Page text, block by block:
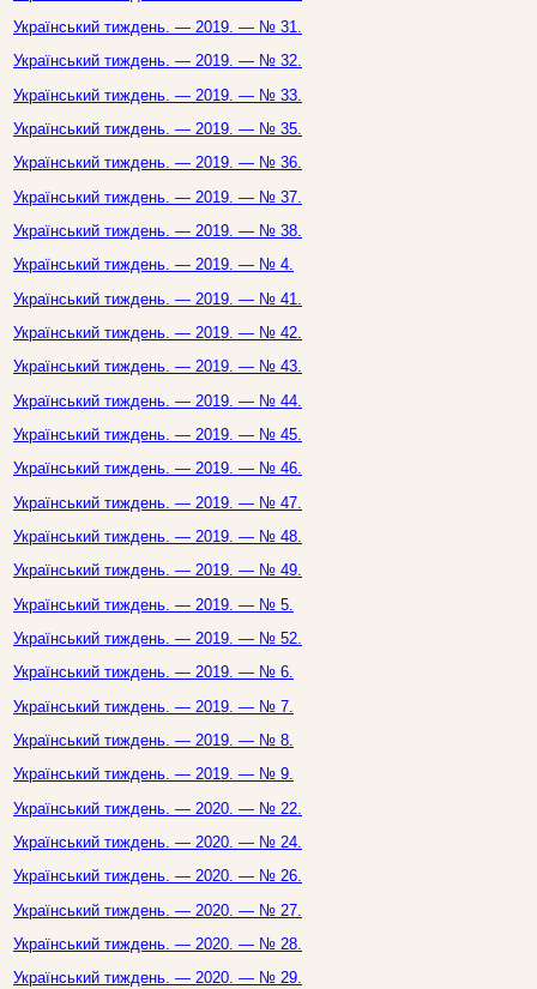
Український тиждень. — 2019. — № 31.
Український тиждень. — 2019. — № 32.
Український тиждень. — 2019. — № 33.
Український тиждень. — 2019. — № 35.
Український тиждень. — 2019. — № 36.
Український тиждень. — 2019. — № 37.
Український тиждень. — 2019. — № 38.
Український тиждень. — 2019. — № 4.
Український тиждень. — 2019. — № 41.
Український тиждень. — 2019. — № 42.
Український тиждень. — 2019. — № 43.
Український тиждень. — 2019. — № 44.
Український тиждень. — 2019. — № 45.
Український тиждень. — 2019. — № 46.
Український тиждень. — 2019. — № 47.
Український тиждень. — 2019. — № 48.
Український тиждень. — 2019. — № 49.
Український тиждень. — 2019. — № 5.
Український тиждень. — 2019. — № 52.
Український тиждень. — 2019. — № 6.
Український тиждень. — 2019. — № 7.
Український тиждень. — 2019. — № 8.
Український тиждень. — 2019. — № 9.
Український тиждень. — 2020. — № 22.
Український тиждень. — 2020. — № 24.
Український тиждень. — 2020. — № 26.
Український тиждень. — 2020. — № 27.
Український тиждень. — 2020. — № 28.
Український тиждень. — 2020. — № 29.